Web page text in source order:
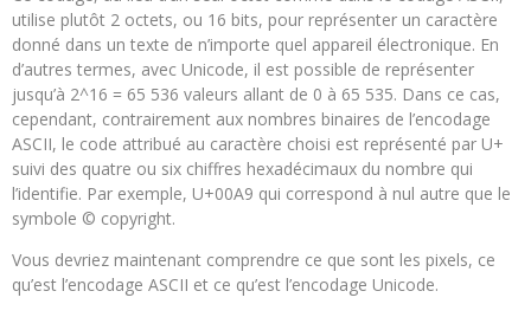
utilise plutôt 2 octets, ou 16 bits, pour représenter un caractère
donné dans un texte de n’importe quel appareil électronique. En
d’autres termes, avec Unicode, il est possible de représenter
jusqu’à 2^16 = 65 536 valeurs allant de 0 à 65 535. Dans ce cas,
cependant, contrairement aux nombres binaires de l’encodage
ASCII, le code attribué au caractère choisi est représenté par U+
suivi des quatre ou six chiffres hexadécimaux du nombre qui
l’identifie. Par exemple, U+00A9 qui correspond à nul autre que le
symbole © copyright.
Vous devriez maintenant comprendre ce que sont les pixels, ce
qu’est l’encodage ASCII et ce qu’est l’encodage Unicode.